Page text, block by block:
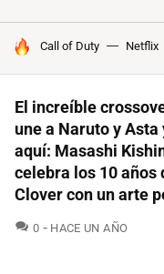
HOY SE HABLA DE
Call of Duty Netflix
El increíble
une a Naruto y Asta
aquí: Masashi
celebra los 10 años
Clover con un arte
0 COMENTARIOS
HACE UN AÑO